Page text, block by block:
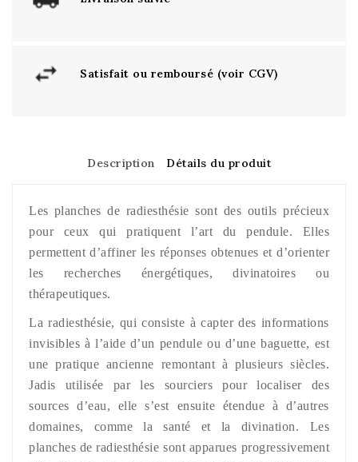
Satisfait ou remboursé (voir CGV)
Description Détails du produit
Les planches de radiesthésie sont des outils précieux
pour ceux qui pratiquent l’art du pendule. Elles
permettent d’affiner les réponses obtenues et d’orienter
les recherches énergétiques, divinatoires ou
thérapeutiques.
La radiesthésie, qui consiste à capter des informations
invisibles à l’aide d’un pendule ou d’une baguette, est
une pratique ancienne remontant à plusieurs siècles.
Jadis utilisée par les sourciers pour localiser des
sources d’eau, elle s’est ensuite étendue à d’autres
domaines, comme la santé et la divination. Les
planches de radiesthésie sont apparues progressivement